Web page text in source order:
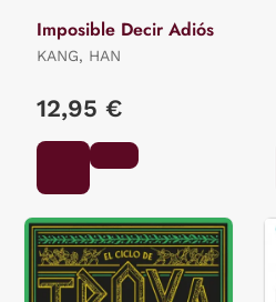
Imposible Decir Adiós
KANG, HAN
12,95 €